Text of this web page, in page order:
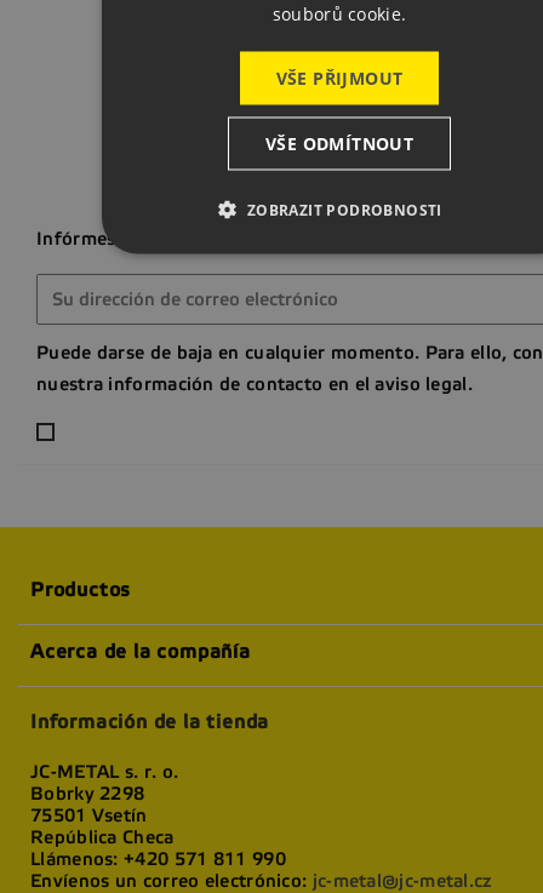
Infórmese de nuestras últimas noticias y ofertas
Puede darse de baja en cualquier momento. Para ello,
nuestra información de contacto en el aviso legal.
Productos
Acerca de la compañía
Información de la tienda
JC-METAL s. r. o.
Bobrky 2298
75501 Vsetín
República Checa
Llámenos:+420 571 811 990
Envíenos un correo electrónico: jc-metal@jc-metal.cz
souborů cookie.
VŠE PŘIJMOUT
VŠE ODMÍTNOUT
ZOBRAZIT PODROBNOSTI